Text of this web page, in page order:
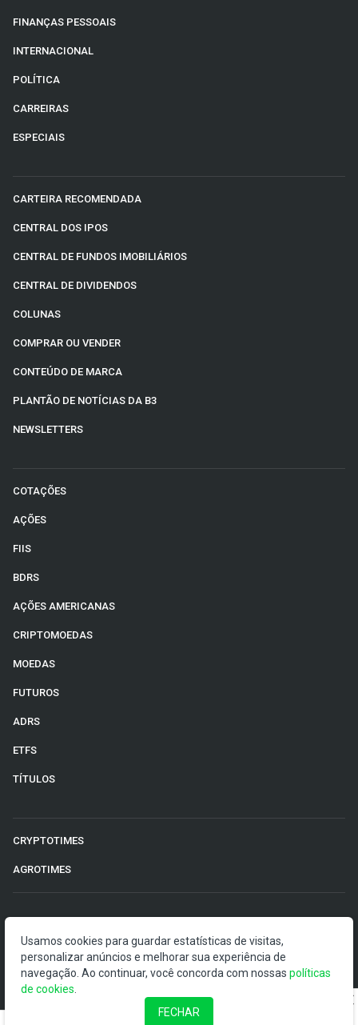
FINANÇAS PESSOAIS
INTERNACIONAL
POLÍTICA
CARREIRAS
ESPECIAIS
CARTEIRA RECOMENDADA
CENTRAL DOS IPOS
CENTRAL DE FUNDOS IMOBILIÁRIOS
CENTRAL DE DIVIDENDOS
COLUNAS
COMPRAR OU VENDER
CONTEÚDO DE MARCA
PLANTÃO DE NOTÍCIAS DA B3
NEWSLETTERS
COTAÇÕES
AÇÕES
FIIS
BDRS
AÇÕES AMERICANAS
CRIPTOMOEDAS
MOEDAS
FUTUROS
ADRS
ETFS
TÍTULOS
CRYPTOTIMES
AGROTIMES
O Money Times publica matérias de cunho jornalístico, que
visam a democratização da informação. Nossas
publicações devem ser compreendidas como boletins
anunciadores e divulgadores, e não como uma
Usamos cookies para guardar estatísticas de visitas,
personalizar anúncios e melhorar sua experiência de
navegação. Ao continuar, você concorda com nossas políticas
de cookies
FECHAR